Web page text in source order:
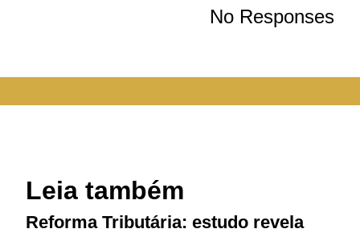
No Responses
Leia também
Reforma Tributária: estudo revela